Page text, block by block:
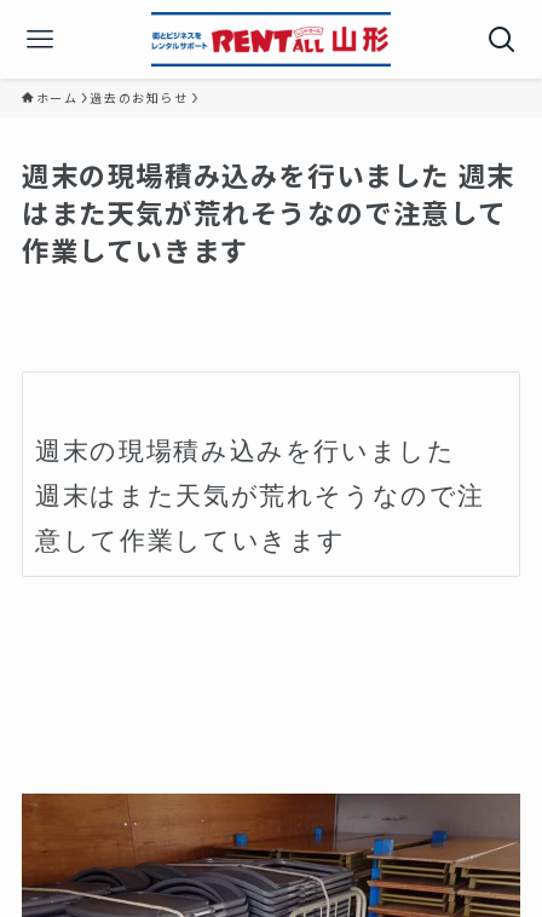
ホーム 過去のお知らせ
週末の現場積み込みを行いました 週末
はまた天気が荒れそうなので注意して
作業していきます
週末の現場積み込みを行いました
週末はまた天気が荒れそうなので注